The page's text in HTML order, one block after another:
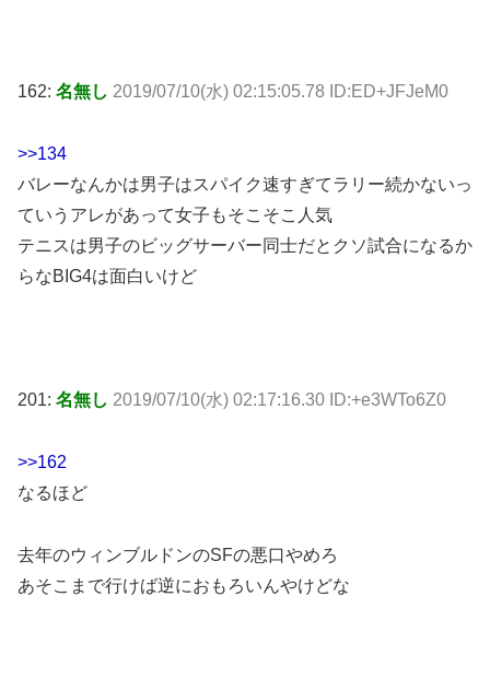
162: 名無し 2019/07/10(水) 02:15:05.78 ID:ED+JFJeM0
>>134
バレーなんかは男子はスパイク速すぎてラリー続かないっ
ていうアレがあって女子もそこそこ人気
テニスは男子のビッグサーバー同士だとクソ試合になるか
らなBIG4は面白いけど
201: 名無し 2019/07/10(水) 02:17:16.30 ID:+e3WTo6Z0
>>162
なるほど
去年のウィンブルドンのSFの悪口やめろ
あそこまで行けば逆におもろいんやけどな